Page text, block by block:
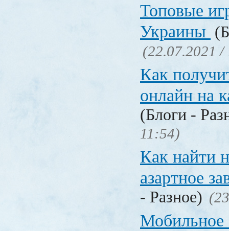
Топовые
Украины
(22.07.2021 /
Как
онлайн на
(Блоги -
11:54)
Как найти
азартное
- Разное)
Мобильное